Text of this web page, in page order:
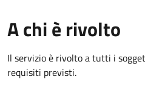
A chi è rivolto
Il servizio è rivolto a tutti i
requisiti previsti.